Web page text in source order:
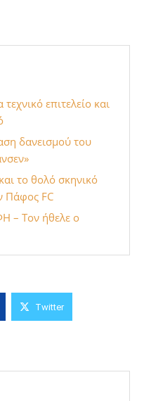
επιτελείο και
δανεισμού του
το θολό σκηνικό
Πάφος FC
– Τον ήθελε ο
Twitter